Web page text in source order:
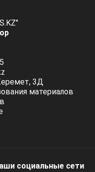
3Д
материалов
социальные cети